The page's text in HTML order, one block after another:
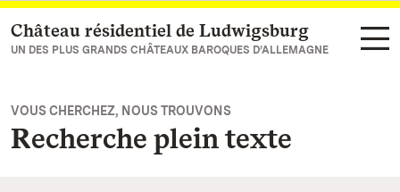
Vers la page d’accueil
Château résidentiel de Ludwigsburg
UN DES PLUS GRANDS CHÂTEAUX BAROQUES D’ALLEMAGNE
VOUS CHERCHEZ, NOUS TROUVONS
Recherche plein texte